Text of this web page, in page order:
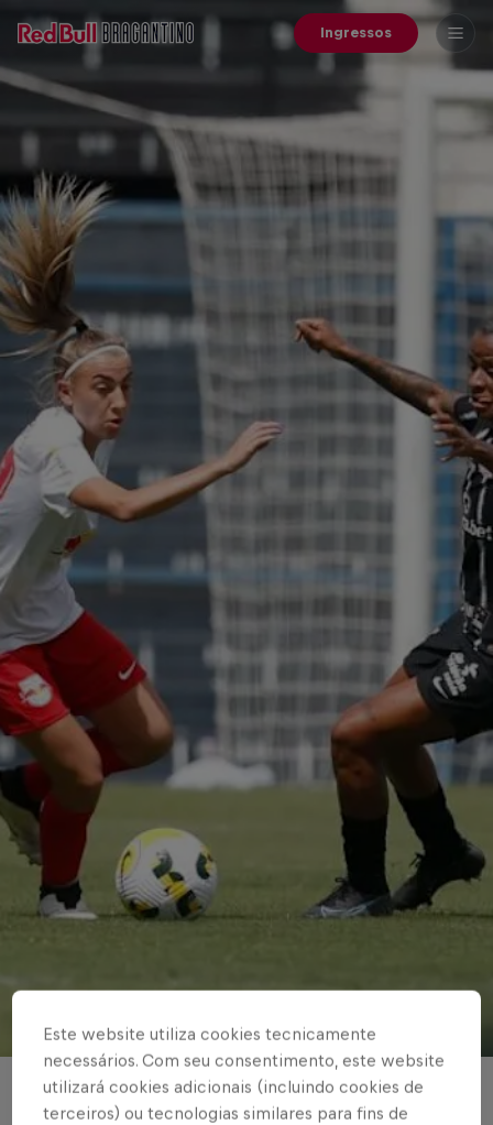
Ingressos
© Red Bull Bragantino
FUTEBOL FEMININO
Este website utiliza cookies tecnicamente
necessários. Com seu consentimento, este website
utilizará cookies adicionais (incluindo cookies de
terceiros) ou tecnologias similares para fins de